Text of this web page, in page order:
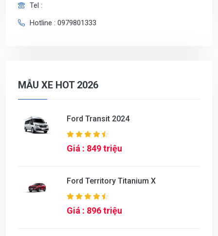
Tel :
Hotline : 0979801333
MẪU XE HOT 2026
Ford Transit 2024
Giá : 849 triệu
Ford Territory Titanium X
Giá : 896 triệu